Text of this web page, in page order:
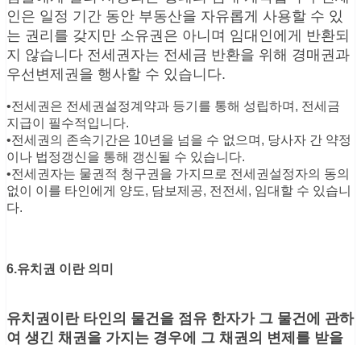
인은 일정 기간 동안 부동산을 자유롭게 사용할 수 있
는 권리를 갖지만 소유권은 아니며 임대인에게 반환되
지 않습니다 전세권자는 전세금 반환을 위해 경매권과
우선변제권을 행사할 수 있습니다.
•전세권은 전세권설정계약과 등기를 통해 성립하며, 전세금
지급이 필수적입니다.
•전세권의 존속기간은 10년을 넘을 수 없으며, 당사자 간 약정
이나 법정갱신을 통해 갱신될 수 있습니다.
•전세권자는 물권적 청구권을 가지므로 전세권설정자의 동의
없이 이를 타인에게 양도, 담보제공, 전전세, 임대할 수 있습니
다.
6.유치권 이란 의미
유치권이란 타인의 물건을 점유 한자가 그 물건에 관하
여 생긴 채권을 가지는 경우에 그 채권의 변제를 받을